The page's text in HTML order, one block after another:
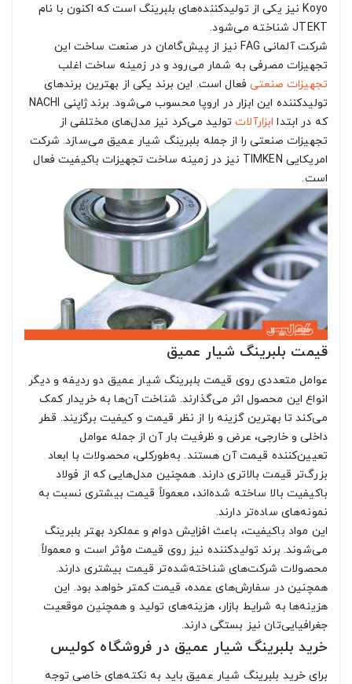
Koyo نیز یکی از تولیدکننده‌های بلبرینگ است که اکنون با نام
JTEKT شناخته می‌شود.
شرکت آلمانی FAG نیز از پیش‌گامان در صنعت ساخت این
تجهیزات مصرفی به شمار می‌رود و در زمینه ساخت اغلب
تجهیزات صنعتیفعال است. این برند یکی از بهترین برندهای
تولیدکننده این ابزار در اروپا محسوب می‌شود. برند ژاپنی NACHI
که در ابتدا ابزارآلاتتولید می‌کرد نیز مدل‌های مختلفی از
تجهیزات صنعتی را از جمله بلبرینگ شیار عمیق می‌سازد. شرکت
امریکایی TIMKEN نیز در زمینه ساخت تجهیزات باکیفیت فعال
است.
قیمت بلبرینگ شیار عمیق
عوامل متعددی روی قیمت بلبرینگ شیار عمیق دو ردیفه و دیگر
انواع این محصول اثر می‌گذارند. شناخت آن‌ها به خریدار کمک
می‌کند تا بهترین گزینه را از نظر قیمت و کیفیت برگزیند. قطر
داخلی و خارجی، عرض و ظرفیت بار آن از جمله عوامل
تعیین‌کننده قیمت آن هستند. به‌طورکلی، محصولات با ابعاد
بزرگ‌تر قیمت بالاتری دارند. همچنین مدل‌هایی که از فولاد
باکیفیت بالا ساخته شده‌اند، معمولاً قیمت بیشتری نسبت به
نمونه‌های ساده‌تر دارند.
این مواد باکیفیت، باعث افزایش دوام و عملکرد بهتر بلبرینگ
می‌شوند. برند تولیدکننده نیز روی قیمت مؤثر است و معمولاً
محصولات شرکت‌های شناخته‌شده‌تر قیمت بیشتری دارند.
همچنین در سفارش‌های عمده، قیمت کمتر خواهد بود. این
هزینه‌ها به شرایط بازار، هزینه‌های تولید و همچنین موقعیت
جغرافیایی‌تان نیز بستگی دارند.
خرید بلبرینگ شیار عمیق در فروشگاه کولیس
برای خرید بلبرینگ شیار عمیق باید به نکته‌های خاصی توجه